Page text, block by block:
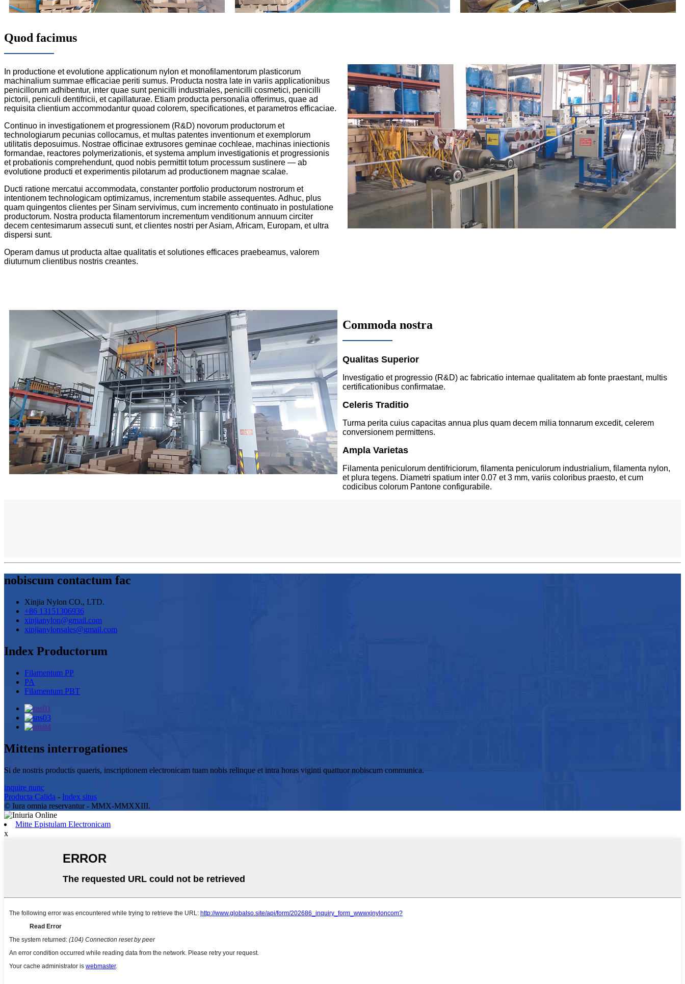
Quod facimus
In productione et evolutione applicationum nylon et monofilamentorum plasticorum
machinalium summae efficaciae periti sumus. Producta nostra late in variis applicationibus
penicillorum adhibentur, inter quae sunt penicilli industriales, penicilli cosmetici, penicilli
pictorii, peniculi dentifricii, et capillaturae. Etiam producta personalia offerimus, quae ad
requisita clientium accommodantur quoad colorem, specificationes, et parametros efficaciae.
Continuo in investigationem et progressionem (R&D) novorum productorum et
technologiarum pecunias collocamus, et multas patentes inventionum et exemplorum
utilitatis deposuimus. Nostrae officinae extrusores geminae cochleae, machinas iniectionis
formandae, reactores polymerizationis, et systema amplum investigationis et progressionis
et probationis comprehendunt, quod nobis permittit totum processum sustinere — ab
evolutione producti et experimentis pilotarum ad productionem magnae scalae.
Ducti ratione mercatui accommodata, constanter portfolio productorum nostrorum et
intentionem technologicam optimizamus, incrementum stabile assequentes. Adhuc, plus
quam quingentos clientes per Sinam servivimus, cum incremento continuato in postulatione
productorum. Nostra producta filamentorum incrementum venditionum annuum circiter
decem centesimarum assecuti sunt, et clientes nostri per Asiam, Africam, Europam, et ultra
dispersi sunt.
Operam damus ut producta altae qualitatis et solutiones efficaces praebeamus, valorem
diuturnum clientibus nostris creantes.
Commoda nostra
Qualitas Superior
Investigatio et progressio (R&D) ac fabricatio internae qualitatem ab fonte praestant, multis
certificationibus confirmatae.
Celeris Traditio
Turma perita cuius capacitas annua plus quam decem milia tonnarum excedit, celerem
conversionem permittens.
Ampla Varietas
Filamenta peniculorum dentifriciorum, filamenta peniculorum industrialium, filamenta nylon,
et plura tegens. Diametri spatium inter 0.07 et 3 mm, variis coloribus praesto, et cum
codicibus colorum Pantone configurabile.
nobiscum contactum fac
Xinjia Nylon CO., LTD.
+86 13151306936
xinjianylon@gmail.com
xinjianylonsales@gmail.com
Index Productorum
Filamentum PP
PA
Filamentum PBT
Mittens interrogationes
Si de nostris productis quaeris, inscriptionem electronicam tuam nobis relinque et intra horas viginti quattuor nobiscum communica.
inquire nunc
Producta Calida - Index situs
© Iura omnia reservantur - MMX-MMXXIII.
Mitte Epistulam Electronicam
x